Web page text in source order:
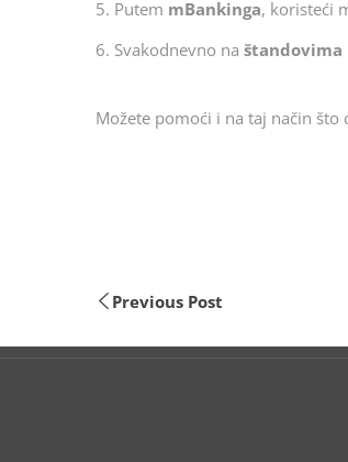
5. Putem mBankinga, koristeći
6. Svakodnevno na štandovima
Možete pomoći i na taj način
Previous Post